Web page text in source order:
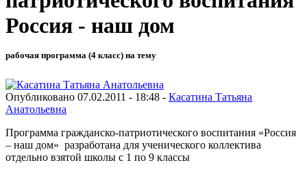
Россия - наш дом
рабочая программа (4 класс) на тему
Опубликовано 07.02.2011 - 18:48 - Касатина Татьяна
Анатольевна
Программа гражданско-патриотического воспитания «Россия
– наш дом» разработана для ученического коллектива
отдельно взятой школы с 1 по 9 классы